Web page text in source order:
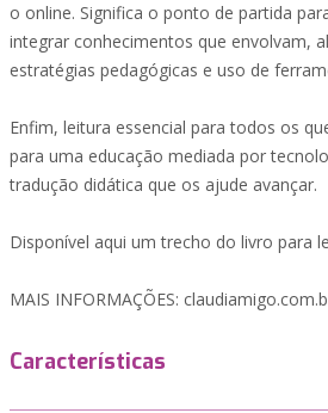
o online. Significa o ponto de partida
integrar conhecimentos que envolvam,
estratégias pedagógicas e uso de
Enfim, leitura essencial para todos os
para uma educação mediada por
tradução didática que os ajude avançar.
Disponível aqui um trecho do livro para
MAIS INFORMAÇÕES:
Características